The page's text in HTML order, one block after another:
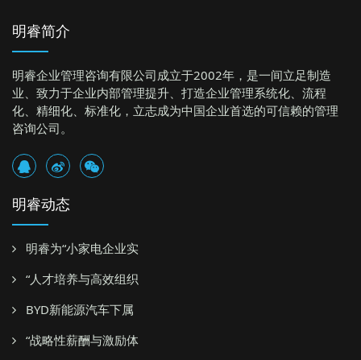
明睿简介
明睿企业管理咨询有限公司成立于2002年，是一间立足制造
业、致力于企业内部管理提升、打造企业管理系统化、流程
化、精细化、标准化，立志成为中国企业首选的可信赖的管理
咨询公司。
明睿动态
明睿为“小家电企业实
“人才培养与高效组织
BYD新能源汽车下属
“战略性薪酬与激励体